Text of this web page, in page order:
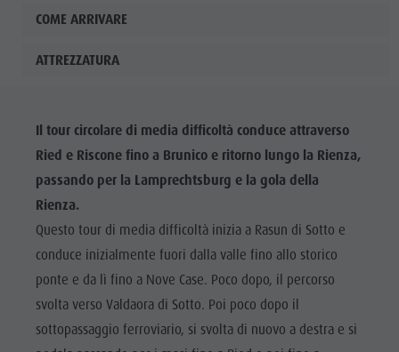
COME ARRIVARE
ATTREZZATURA
Il tour circolare di media difficoltà conduce attraverso
Ried e Riscone fino a Brunico e ritorno lungo la Rienza,
passando per la Lamprechtsburg e la gola della
Rienza.
Questo tour di media difficoltà inizia a Rasun di Sotto e
conduce inizialmente fuori dalla valle fino allo storico
ponte e da lì fino a Nove Case. Poco dopo, il percorso
svolta verso Valdaora di Sotto. Poi poco dopo il
sottopassaggio ferroviario, si svolta di nuovo a destra e si